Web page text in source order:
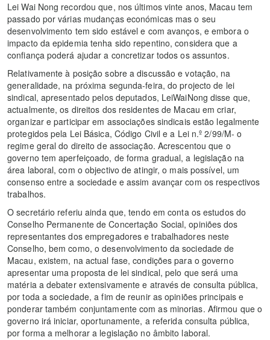
Lei Wai Nong recordou que, nos últimos vinte anos, Macau tem
passado por várias mudanças económicas mas o seu
desenvolvimento tem sido estável e com avanços, e embora o
impacto da epidemia tenha sido repentino, considera que a
confiança poderá ajudar a concretizar todos os assuntos.
Relativamente à posição sobre a discussão e votação, na
generalidade, na próxima segunda-feira, do projecto de lei
sindical, apresentado pelos deputados, LeiWaiNong disse que,
actualmente, os direitos dos residentes de Macau em criar,
organizar e participar em associações sindicais estão legalmente
protegidos pela Lei Básica, Código Civil e a Lei n.º 2/99/M- o
regime geral do direito de associação. Acrescentou que o
governo tem aperfeiçoado, de forma gradual, a legislação na
área laboral, com o objectivo de atingir, o mais possível, um
consenso entre a sociedade e assim avançar com os respectivos
trabalhos.
O secretário referiu ainda que, tendo em conta os estudos do
Conselho Permanente de Concertação Social, opiniões dos
representantes dos empregadores e trabalhadores neste
Conselho, bem como, o desenvolvimento da sociedade de
Macau, existem, na actual fase, condições para o governo
apresentar uma proposta de lei sindical, pelo que será uma
matéria a debater extensivamente e através de consulta pública,
por toda a sociedade, a fim de reunir as opiniões principais e
ponderar também conjuntamente com as minorias. Afirmou que o
governo irá iniciar, oportunamente, a referida consulta pública,
por forma a melhorar a legislação no âmbito laboral.